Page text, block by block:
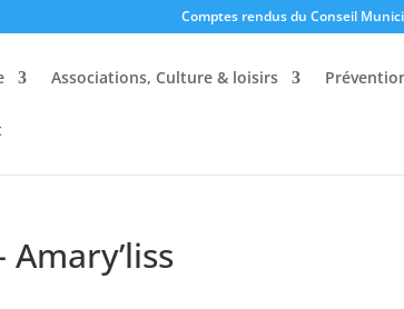
Comptes rendus du Conseil
Associations, Culture & loisirs